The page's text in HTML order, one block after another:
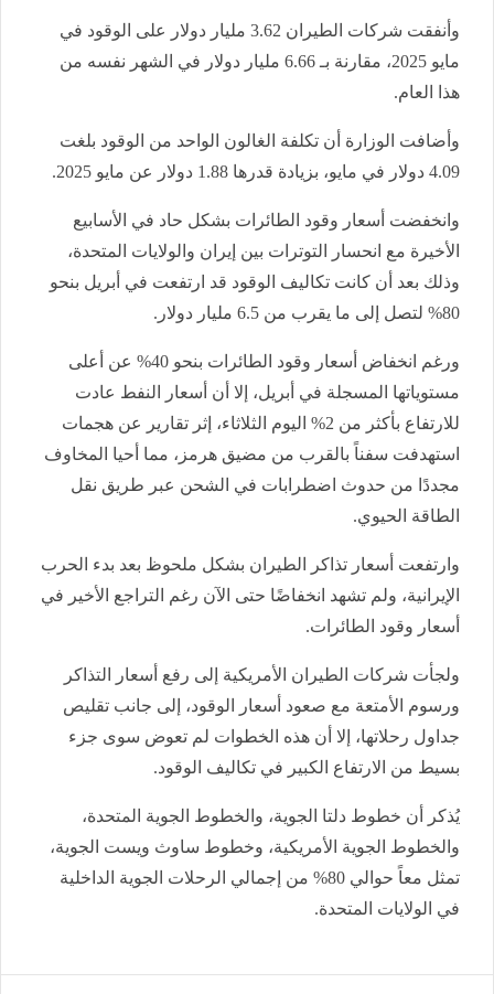
وأنفقت شركات الطيران 3.62 مليار دولار على الوقود في
مايو 2025، مقارنة بـ 6.66 مليار دولار في الشهر نفسه من
هذا العام.
وأضافت الوزارة أن تكلفة الغالون الواحد من الوقود بلغت
4.09 دولار في مايو، بزيادة قدرها 1.88 دولار عن مايو 2025.
وانخفضت أسعار وقود الطائرات بشكل حاد في الأسابيع
الأخيرة مع انحسار التوترات بين إيران والولايات المتحدة،
وذلك بعد أن كانت تكاليف الوقود قد ارتفعت في أبريل بنحو
80% لتصل إلى ما يقرب من 6.5 مليار دولار.
ورغم انخفاض أسعار وقود الطائرات بنحو 40% عن أعلى
مستوياتها المسجلة في أبريل، إلا أن أسعار النفط عادت
للارتفاع بأكثر من 2% اليوم الثلاثاء، إثر تقارير عن هجمات
استهدفت سفناً بالقرب من مضيق هرمز، مما أحيا المخاوف
مجددًا من حدوث اضطرابات في الشحن عبر طريق نقل
الطاقة الحيوي.
وارتفعت أسعار تذاكر الطيران بشكل ملحوظ بعد بدء الحرب
الإيرانية، ولم تشهد انخفاضًا حتى الآن رغم التراجع الأخير في
أسعار وقود الطائرات.
ولجأت شركات الطيران الأمريكية إلى رفع أسعار التذاكر
ورسوم الأمتعة مع صعود أسعار الوقود، إلى جانب تقليص
جداول رحلاتها، إلا أن هذه الخطوات لم تعوض سوى جزء
بسيط من الارتفاع الكبير في تكاليف الوقود.
يُذكر أن خطوط دلتا الجوية، والخطوط الجوية المتحدة،
والخطوط الجوية الأمريكية، وخطوط ساوث ويست الجوية،
تمثل معاً حوالي 80% من إجمالي الرحلات الجوية الداخلية
في الولايات المتحدة.